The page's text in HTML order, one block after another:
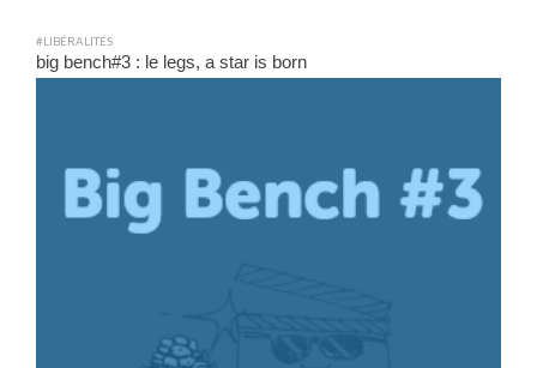
#LIBÉRALITÉS
big bench#3 : le legs, a star is born